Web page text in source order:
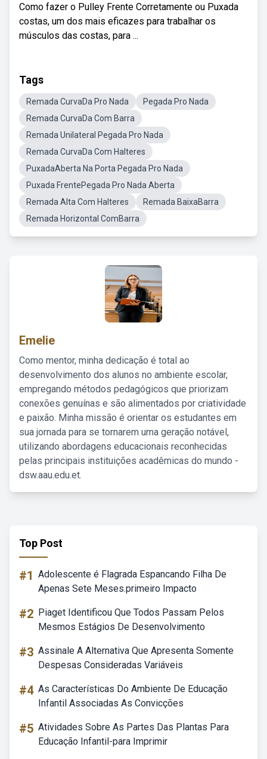
Como fazer o Pulley Frente Corretamente ou Puxada
costas, um dos mais eficazes para trabalhar os
músculos das costas, para ...
Tags
Remada CurvaDa Pro Nada
Pegada Pro Nada
Remada CurvaDa Com Barra
Remada Unilateral Pegada Pro Nada
Remada CurvaDa Com Halteres
PuxadaAberta Na Porta Pegada Pro Nada
Puxada FrentePegada Pro Nada Aberta
Remada Alta Com Halteres
Remada BaixaBarra
Remada Horizontal ComBarra
Emelie
Como mentor, minha dedicação é total ao
desenvolvimento dos alunos no ambiente escolar,
empregando métodos pedagógicos que priorizam
conexões genuínas e são alimentados por criatividade
e paixão. Minha missão é orientar os estudantes em
sua jornada para se tornarem uma geração notável,
utilizando abordagens educacionais reconhecidas
pelas principais instituições acadêmicas do mundo -
dsw.aau.edu.et.
Top Post
#1 Adolescente é Flagrada Espancando Filha De
Apenas Sete Meses.primeiro Impacto
#2 Piaget Identificou Que Todos Passam Pelos
Mesmos Estágios De Desenvolvimento
#3 Assinale A Alternativa Que Apresenta Somente
Despesas Consideradas Variáveis
#4 As Características Do Ambiente De Educação
Infantil Associadas As Convicções
#5 Atividades Sobre As Partes Das Plantas Para
Educação Infantil-para Imprimir